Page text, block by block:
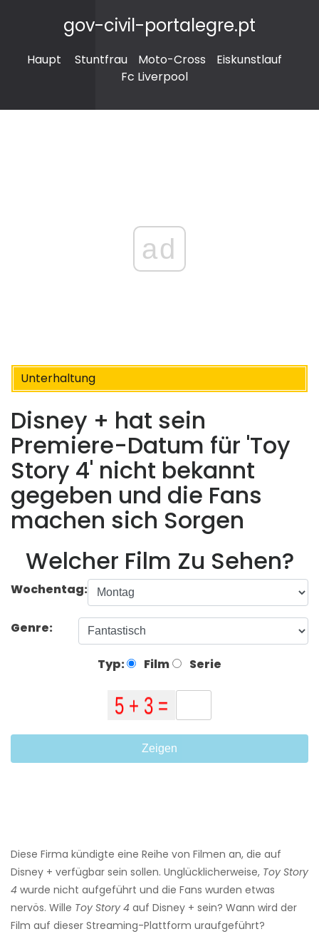
gov-civil-portalegre.pt
Haupt Stuntfrau Moto-Cross
Eiskunstlauf
Fc Liverpool
ad
Unterhaltung
Disney + hat sein
Premiere-Datum für 'Toy
Story 4' nicht bekannt
gegeben und die Fans
machen sich Sorgen
Welcher Film Zu Sehen?
Wochentag:
Genre:
Typ: Film Serie
Zeigen
Diese Firma kündigte eine Reihe von Filmen an, die auf
Disney + verfügbar sein sollen. Unglücklicherweise, Toy Story
4 wurde nicht aufgeführt und die Fans wurden etwas
nervös. Wille Toy Story 4 auf Disney + sein? Wann wird der
Film auf dieser Streaming-Plattform uraufgeführt?